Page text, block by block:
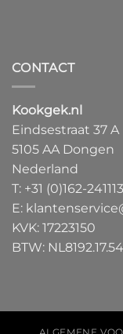
CONTACT
Kookgek.nl
Eindsestraat 37 A
5105 AA Dongen
Nederland
T: +31 (0)162-241113
E:
KVK: 17223150
BTW: